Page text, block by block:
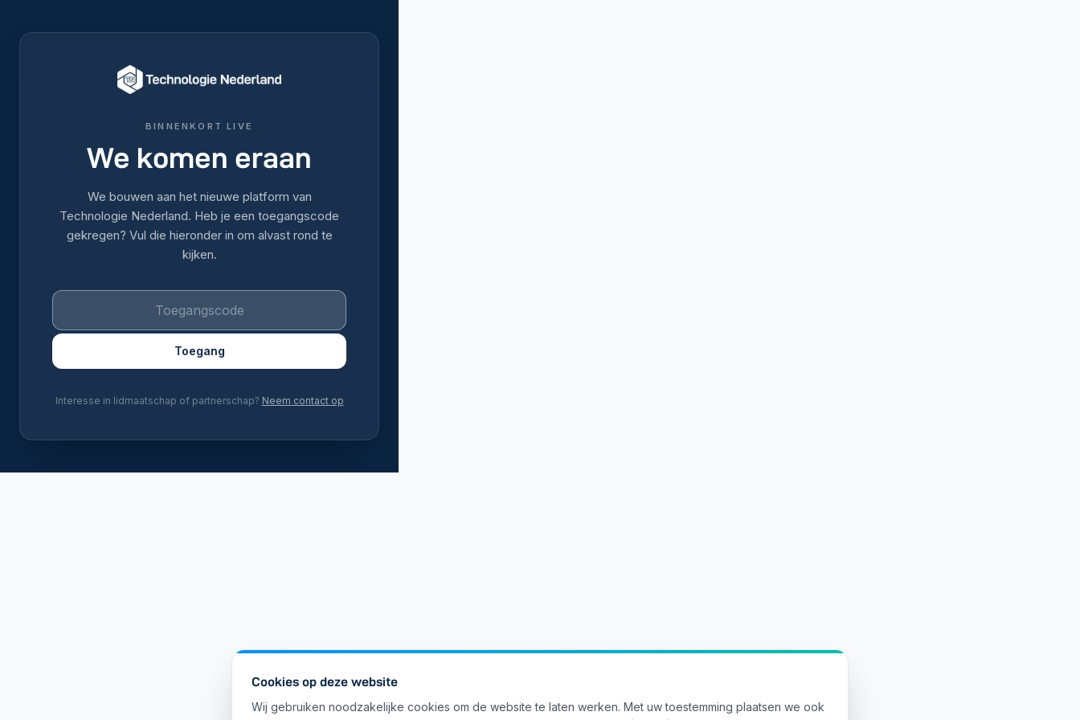
BINNENKORT LIVE
We komen eraan
We bouwen aan het nieuwe platform van
Technologie Nederland. Heb je een toegangscode
gekregen? Vul die hieronder in om alvast rond te
kijken.
Toegang
Interesse in lidmaatschap of partnerschap? Neem contact op
Cookies op deze website
Wij gebruiken noodzakelijke cookies om de website te laten werken. Met uw toestemming plaatsen we ook